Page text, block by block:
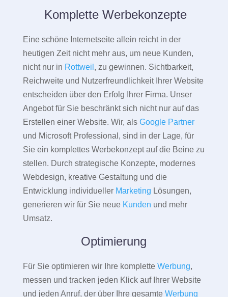
Komplette Werbekonzepte
Eine schöne Internetseite allein reicht in der
heutigen Zeit nicht mehr aus, um neue Kunden,
nicht nur in Rottweil , zu gewinnen. Sichtbarkeit,
Reichweite und Nutzerfreundlichkeit Ihrer Website
entscheiden über den Erfolg Ihrer Firma. Unser
Angebot für Sie beschränkt sich nicht nur auf das
Erstellen einer Website. Wir, als Google Partner
und Microsoft Professional, sind in der Lage, für
Sie ein komplettes Werbekonzept auf die Beine zu
stellen. Durch strategische Konzepte, modernes
Webdesign, kreative Gestaltung und die
Entwicklung individueller Marketing Lösungen,
generieren wir für Sie neue Kunden und mehr
Umsatz.
Optimierung
Für Sie optimieren wir Ihre komplette Werbung,
messen und tracken jeden Klick auf Ihrer Website
und jeden Anruf, der über Ihre gesamte Werbung